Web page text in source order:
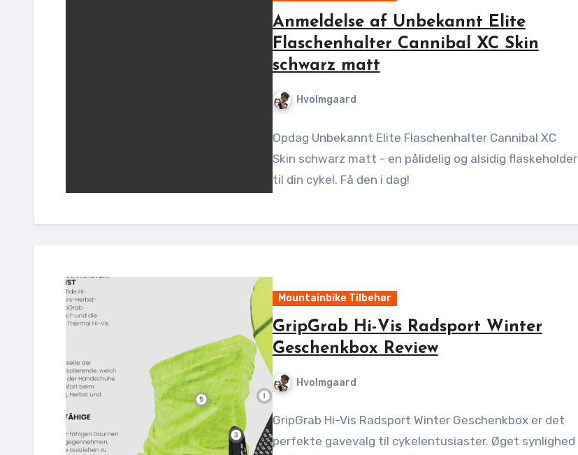
Anmeldelse af Unbekannt Elite
Flaschenhalter Cannibal XC Skin
schwarz matt
Hvolmgaard
Opdag Unbekannt Elite Flaschenhalter Cannibal XC
Skin schwarz matt - en pålidelig og alsidig flaskeholder
til din cykel. Få den i dag!
Mountainbike Tilbehør
GripGrab Hi-Vis Radsport Winter
Geschenkbox Review
Hvolmgaard
GripGrab Hi-Vis Radsport Winter Geschenkbox er det
perfekte gavevalg til cykelentusiaster. Øget synlighed